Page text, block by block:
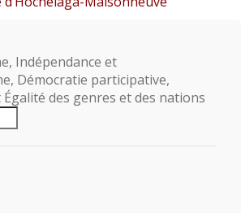
Indépendance et
Démocratie participative,
Égalité des genres et des nations